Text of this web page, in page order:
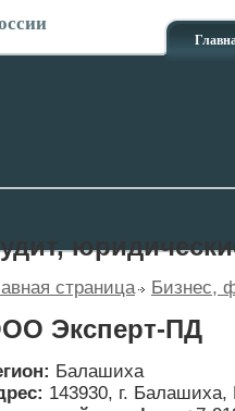
страница Бизнес,
Эксперт-ПД
Балашиха
143930, г.